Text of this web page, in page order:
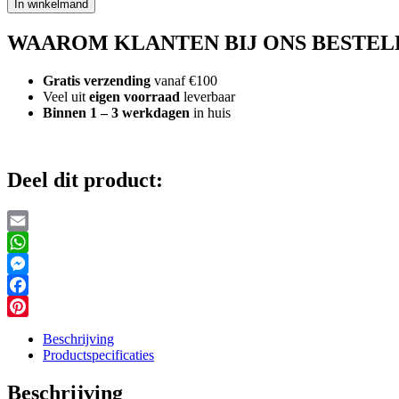
BWorld
met
In winkelmand
WAAROM KLANTEN BIJ ONS
Gratis verzending vanaf €100
Veel uit eigen voorraad leverbaar
Binnen 1 – 3 werkdagen in huis
Deel dit product:
Email
WhatsApp
Messenger
Facebook
Beschrijving
Productspecificaties
Beschrijving